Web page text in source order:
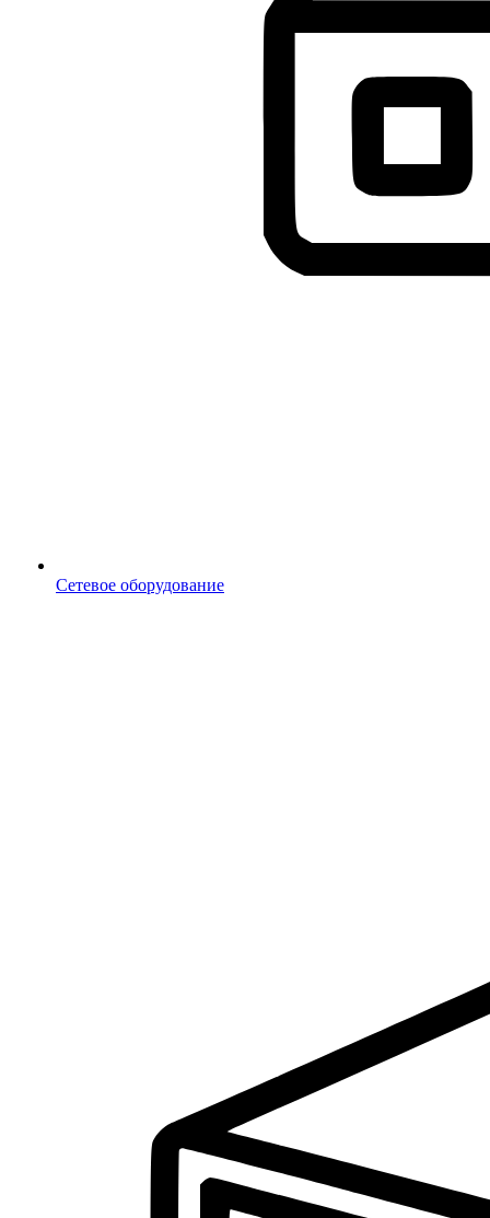
Сетевое оборудование